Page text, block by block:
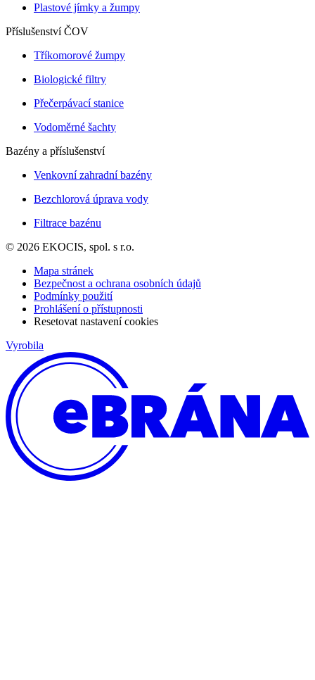
Plastové jímky a žumpy
Příslušenství ČOV
Tříkomorové žumpy
Biologické filtry
Přečerpávací stanice
Vodoměrné šachty
Bazény a příslušenství
Venkovní zahradní bazény
Bezchlorová úprava vody
Filtrace bazénu
© 2026 EKOCIS, spol. s r.o.
Mapa stránek
Bezpečnost a ochrana osobních údajů
Podmínky použití
Prohlášení o přístupnosti
Resetovat nastavení cookies
Vyrobila